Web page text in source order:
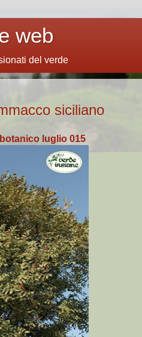
web
del verde
siciliano
luglio 015